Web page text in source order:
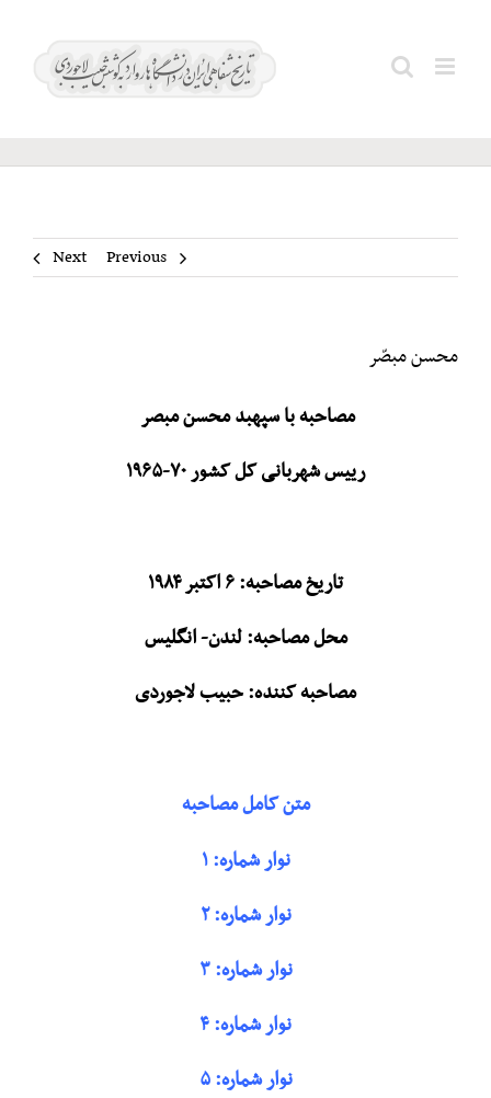
محسن
Previous
Next
محسن مبصّر
مصاحبه با سپهبد محسن مبصر
رییس شهربانی کل کشور ۷۰-۱۹۶۵
تاریخ مصاحبه: ۶ اکتبر ۱۹۸۴
محل مصاحبه: لندن- انگلیس
مصاحبه کننده: حبيب لاجوردی
متن کامل مصاحبه
نوار شماره: ۱
نوار شماره: ۲
نوار شماره: ۳
نوار شماره: ۴
نوار شماره: ۵